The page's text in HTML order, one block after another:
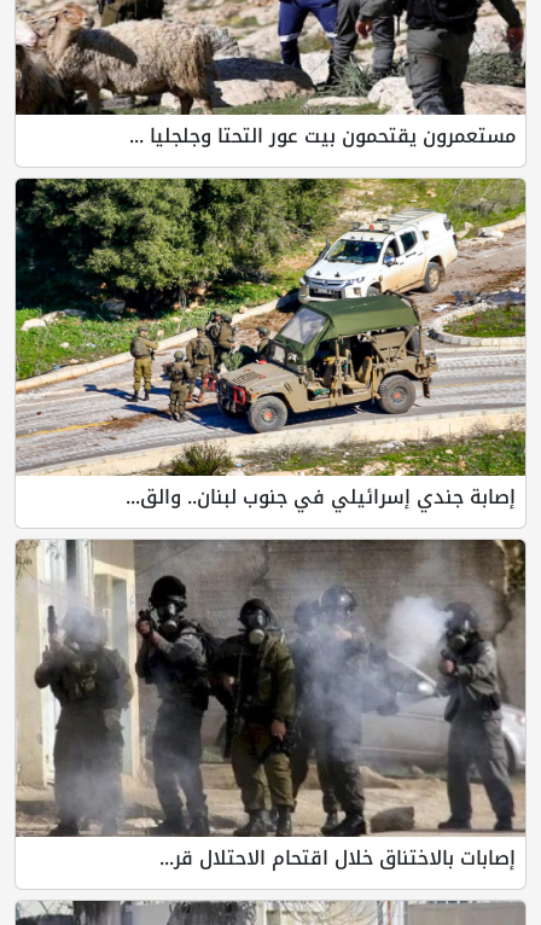
مستعمرون يقتحمون بيت عور التحتا وجلجليا ...
إصابة جندي إسرائيلي في جنوب لبنان.. والق...
إصابات بالاختناق خلال اقتحام الاحتلال قر...